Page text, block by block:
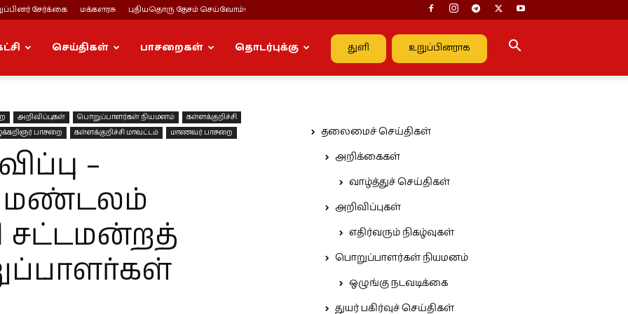
சேர்க்கை மக்களரசு புதியதொரு தேசம் செய்வோம்!
துளி உறுப்பினராக
செய்திகள் பாசறைகள் தொடர்புக்கு
அறிவிப்புகள் பொறுப்பாளர்கள் நியமனம்
கள்ளக்குறிச்சி
பாசறை கள்ளக்குறிச்சி மாவட்டம் மாணவர் பாசறை
–
மண்டலம்
சட்டமன்றத்
தலைமைச் செய்திகள்
அறிக்கைகள்
வாழ்த்துச் செய்திகள்
அறிவிப்புகள்
எதிர்வரும் நிகழ்வுகள்
பொறுப்பாளர்கள் நியமனம்
ஒழுங்கு நடவடிக்கை
துயர் பகிர்வுச் செய்திகள்